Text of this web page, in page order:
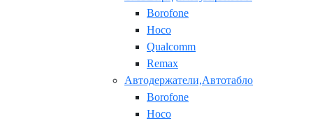
Borofone
Hoco
Qualcomm
Remax
Автодержатели,Автотабло
Borofone
Hoco